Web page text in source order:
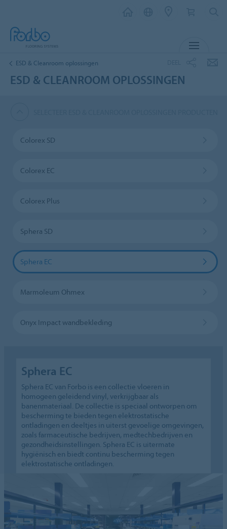
ESD & Cleanroom oplossingen
ESD & CLEANROOM OPLOSSINGEN
Colorex SD
Colorex EC
Colorex Plus
Sphera SD
Sphera EC
Marmoleum Ohmex
Onyx Impact wandbekleding
Sphera EC
Sphera EC van Forbo is een collectie vloeren in
homogeen geleidend vinyl, verkrijgbaar als
banenmateriaal. De collectie is speciaal ontworpen om
bescherming te bieden tegen elektrostatische
ontladingen en deeltjes in uiterst gevoelige omgevingen,
zoals farmaceutische bedrijven, medtechbedrijven en
gezondheidsinstellingen. Sphera EC is uitermate
hygiënisch en biedt continu bescherming tegen
elektrostatische ontladingen.